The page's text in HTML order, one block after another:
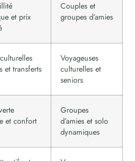
et prix
Couples et
groupes d’amies
et transferts
Voyageuses
culturelles et
seniors
et confort
Groupes
d’amies et solo
dynamiques